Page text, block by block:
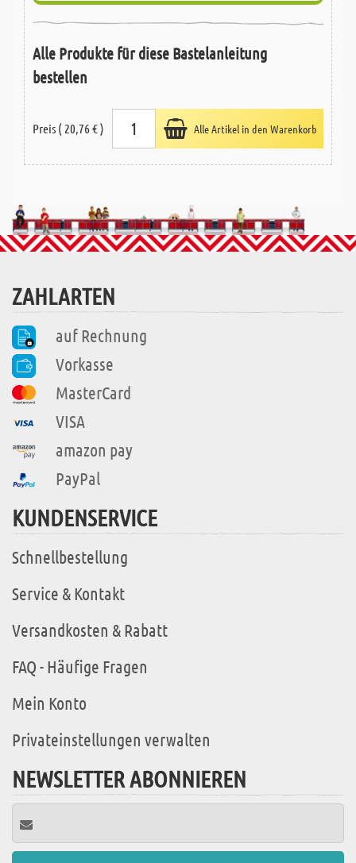
Alle Produkte für diese Bastelanleitung
bestellen
Preis ( 20,76 € ) Alle Artikel in den Warenkorb
ZAHLARTEN
auf Rechnung
Vorkasse
MasterCard
VISA
amazon pay
PayPal
KUNDENSERVICE
Schnellbestellung
Service & Kontakt
Versandkosten & Rabatt
FAQ - Häufige Fragen
Mein Konto
Privateinstellungen verwalten
NEWSLETTER ABONNIEREN